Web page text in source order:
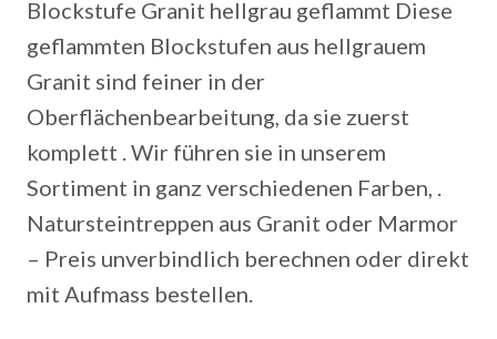
Blockstufe Granit hellgrau geflammt Diese
geflammten Blockstufen aus hellgrauem
Granit sind feiner in der
Oberflächenbearbeitung, da sie zuerst
komplett . Wir führen sie in unserem
Sortiment in ganz verschiedenen Farben, .
Natursteintreppen aus Granit oder Marmor
– Preis unverbindlich berechnen oder direkt
mit Aufmass bestellen.